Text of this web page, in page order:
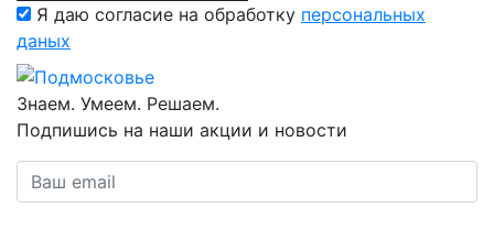
Я даю согласие на обработку персональных
даных
Знаем. Умеем. Решаем.
Подпишись на наши акции и новости